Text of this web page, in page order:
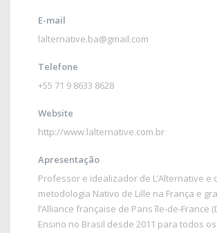
E-mail
lalternative.ba@gmail.com
Telefone
+55 71 9 8633 8628
Website
http://www.lalternative.com.br
Apresentação
Professor e idealizador de L’Alternative e
metodologia Nativo de Lille na França e
l’Alliance française de Paris île-de-France
Ensino no Brasil desde 2011 para todos